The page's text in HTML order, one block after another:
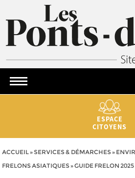
ESPACE
CITOYENS
ACCUEIL» SERVICES & DÉMARCHES»
FRELONS ASIATIQUES»GUIDE FRELON 2025